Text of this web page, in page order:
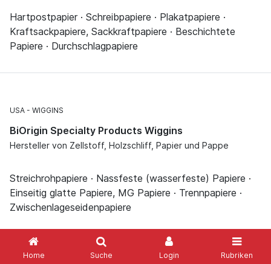
Home Suche Login Rubriken
Hartpostpapier · Schreibpapiere · Plakatpapiere ·
Kraftsackpapiere, Sackkraftpapiere · Beschichtete
Papiere · Durchschlagpapiere
USA WIGGINS
BiOrigin Specialty Products Wiggins
Hersteller von Zellstoff, Holzschliff, Papier und Pappe
Streichrohpapiere · Nassfeste (wasserfeste) Papiere ·
Einseitig glatte Papiere, MG Papiere · Trennpapiere ·
Zwischenlageseidenpapiere